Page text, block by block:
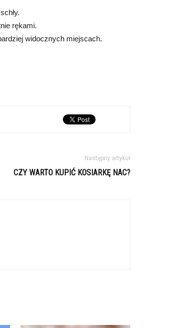
rękami.
widocznych miejscach.
Następny artykuł
CZY WARTO KUPIĆ KOSIARKĘ NAC?